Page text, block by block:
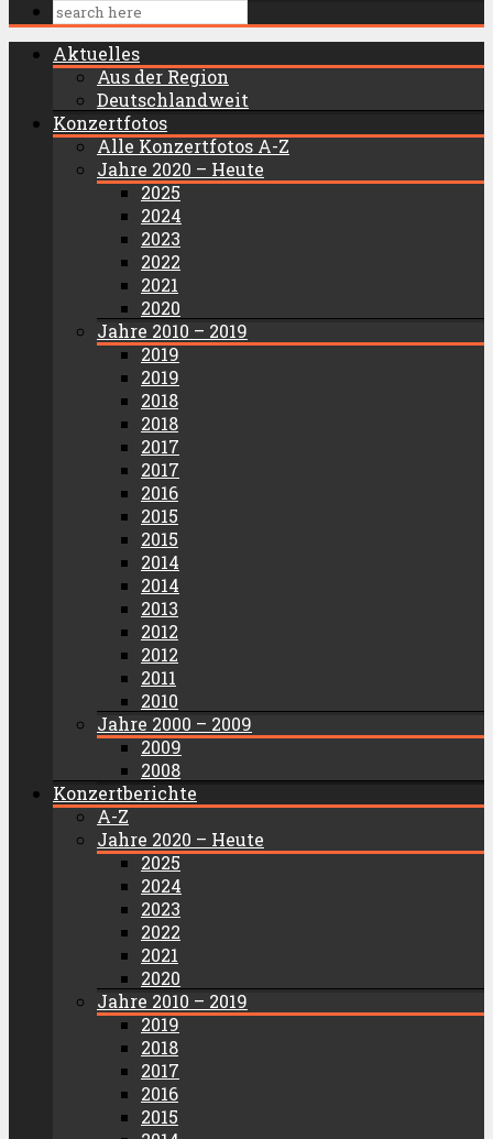
Aktuelles
Aus der Region
Deutschlandweit
Konzertfotos
Alle Konzertfotos A-Z
Jahre 2020 – Heute
2025
2024
2023
2022
2021
2020
Jahre 2010 – 2019
2019
2019
2018
2018
2017
2017
2016
2015
2015
2014
2014
2013
2012
2012
2011
2010
Jahre 2000 – 2009
2009
2008
Konzertberichte
A-Z
Jahre 2020 – Heute
2025
2024
2023
2022
2021
2020
Jahre 2010 – 2019
2019
2018
2017
2016
2015